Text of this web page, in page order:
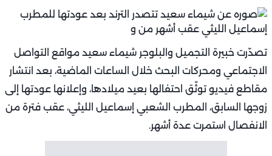
تصدّرت خبيرة التجميل والبلوجر شيماء سعيد مواقع التواصل
الاجتماعي ومحركات البحث خلال الساعات الماضية، بعد انتشار
مقاطع فيديو توثّق احتفالها بعيد ميلادها، وإعلانها عودتها إلى
زوجها السابق، المطرب الشعبي إسماعيل الليثي، عقب فترة من
الانفصال استمرت عدة أشهر.